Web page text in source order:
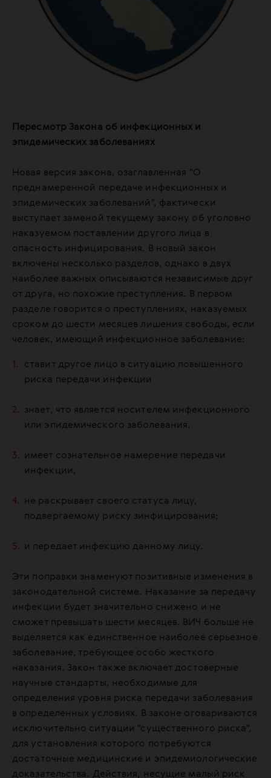
Пересмотр Закона об инфекционных и
эпидемических заболеваниях
Новая версия закона, озаглавленная "О
преднамеренной передаче инфекционных и
эпидемических заболеваний", фактически
выступает заменой текущему закону об уголовно
наказуемом поставлении другого лица в
опасность инфицирования. В новый закон
включены несколько разделов, однако в двух
наиболее важных описываются независимые друг
от друга, но похожие преступления. В первом
разделе говорится о преступлениях, наказуемых
сроком до шести месяцев лишения свободы, если
человек, имеющий инфекционное заболевание:
ставит другое лицо в ситуацию повышенного
риска передачи инфекции
знает, что является носителем инфекционного
или эпидемического заболевания,
имеет сознательное намерение передачи
инфекции,
не раскрывает своего статуса лицу,
подвергаемому риску зинфицирования;
и передает инфекцию данному лицу.
Эти поправки знаменуют позитивные изменения в
законодательной системе. Наказание за передачу
инфекции будет значительно снижено и не
сможет превышать шести месяцев. ВИЧ больше не
выделяется как единственное наиболее серьезное
заболевание, требующее особо жесткого
наказания. Закон также включает достоверные
научные стандарты, необходимые для
определения уровня риска передачи заболевания
в определенных условиях. В законе оговариваются
исключительно ситуации "существенного риска",
для установления которого потребуются
достаточные медицинские и эпидемиологические
доказательства. Действия, несущие малый риск